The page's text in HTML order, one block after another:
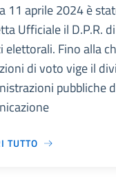
11 aprile 2024 è
Ufficiale il D.P.R.
elettorali. Fino alla
di voto vige il
pubbliche
TUTTO